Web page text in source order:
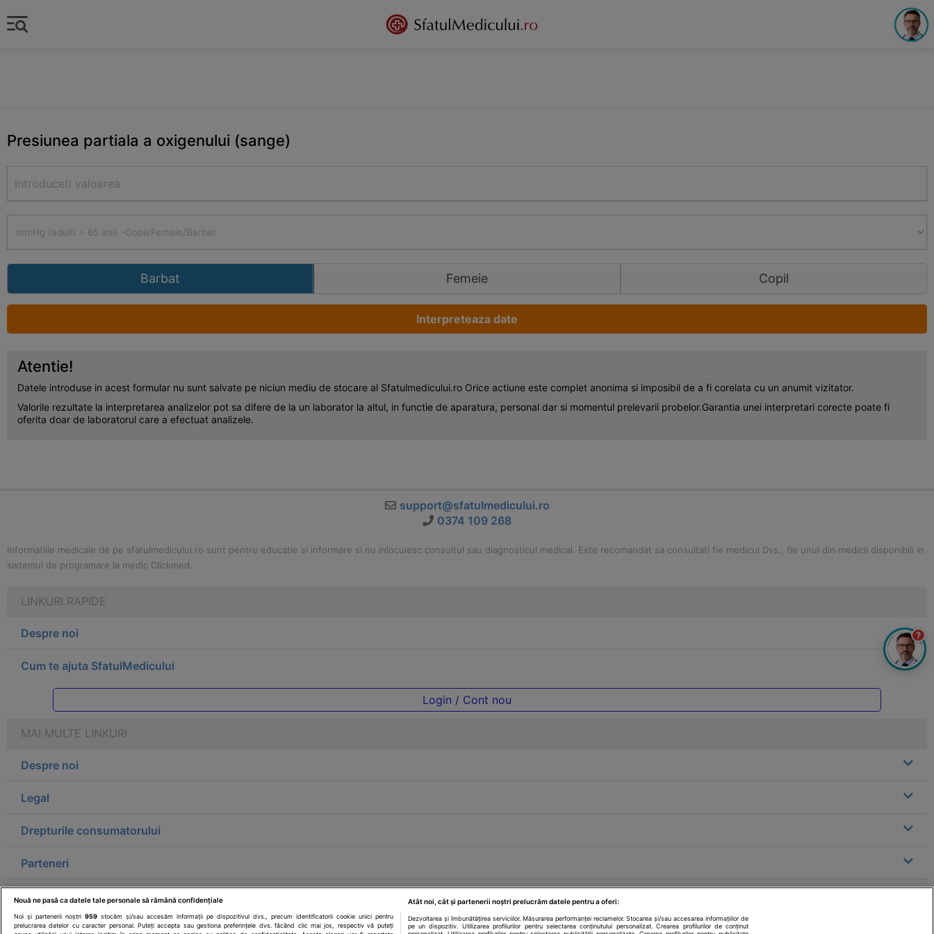
Presiunea partiala a oxigenului (sange)
Barbat Femeie Copil
Interpreteaza date
Atentie!
Datele introduse in acest formular nu sunt salvate pe niciun mediu de stocare al Sfatulmedicului.ro Orice actiune este complet anonima si imposibil de a fi corelata cu un anumit vizitator.
Valorile rezultate la interpretarea analizelor pot sa difere de la un laborator la altul, in functie de aparatura, personal dar si momentul prelevarii probelor.Garantia unei interpretari corecte poate fi
oferita doar de laboratorul care a efectuat analizele.
support@sfatulmedicului.ro
0374 109 268
Informatiile medicale de pe sfatulmedicului.ro sunt pentru educatie si informare si nu inlocuiesc consultul sau diagnosticul medical. Este recomandat sa consultati fie medicul Dvs., fie unul din medicii disponibili in
sistemul de programare la medic Clickmed.
LINKURI RAPIDE
Despre noi
Cum te ajuta SfatulMedicului
Login / Cont nou
MAI MULTE LINKURI
Despre noi
Legal
Drepturile consumatorului
Parteneri
Pentru pacient
?
Nouă ne pasă ca datele tale personale să rămână confidențiale
Noi și partenerii noștri 959stocăm și/sau accesăm informații pe dispozitivul dvs., precum identificatorii cookie unici pentru
prelucrarea datelor cu caracter personal. Puteți accepta sau gestiona preferințele dvs. făcând clic mai jos, respectiv vă puteți
Atât noi, cât și partenerii noștri prelucrăm datele pentru a oferi:
Dezvoltarea și îmbunătățirea serviciilor. Măsurarea performanței reclamelor. Stocarea și/sau accesarea informațiilor de
pe un dispozitiv. Utilizarea profilurilor pentru selectarea conținutului personalizat. Crearea profilurilor de conținut